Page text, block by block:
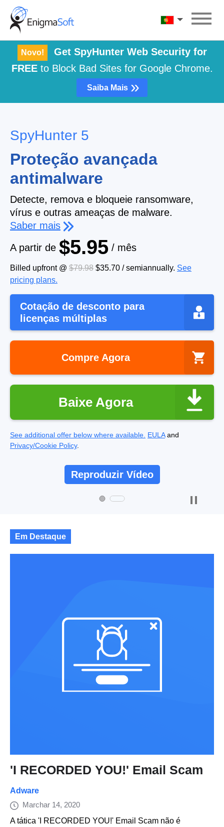
Skip
content
Português
Novo!
Get SpyHunter Web Security for
FREEto Block Bad Sites for Google Chrome.
Saiba Mais »
SpyHunter 5
Proteção avançada
antimalware
Detecte, remova e bloqueie ransomware,
vírus e outras ameaças de malware.
Saber mais
A partir de $5.95 / mês
Billed upfront @ $79.98 $35.70 /semiannually. See
pricing plans.
Cotação de desconto para
licenças múltiplas
Compre Agora
Baixe Agora
See additional offer below where available. EULAand
Privacy/Cookie Policy.
Reproduzir Vídeo
Em Destaque
'I RECORDED YOU!' Email Scam
Adware
Marchar 14, 2020
A tática 'I RECORDED YOU!' Email Scam não é